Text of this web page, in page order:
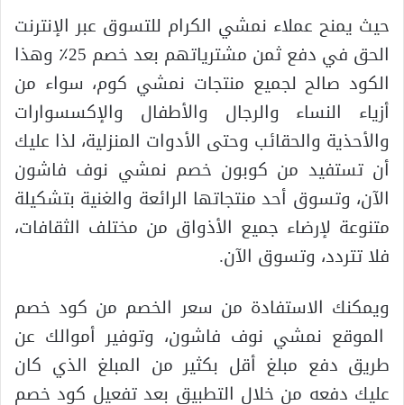
حيث يمنح عملاء نمشي الكرام للتسوق عبر الإنترنت
الحق في دفع ثمن مشترياتهم بعد خصم 25٪ وهذا
الكود صالح لجميع منتجات نمشي كوم، سواء من
أزياء النساء والرجال والأطفال والإكسسوارات
والأحذية والحقائب وحتى الأدوات المنزلية، لذا عليك
أن تستفيد من كوبون خصم نمشي نوف فاشون
الآن، وتسوق أحد منتجاتها الرائعة والغنية بتشكيلة
متنوعة لإرضاء جميع الأذواق من مختلف الثقافات،
فلا تتردد، وتسوق الآن.
ويمكنك الاستفادة من سعر الخصم من كود خصم
الموقع نمشي نوف فاشون، وتوفير أموالك عن
طريق دفع مبلغ أقل بكثير من المبلغ الذي كان
عليك دفعه من خلال التطبيق بعد تفعيل كود خصم